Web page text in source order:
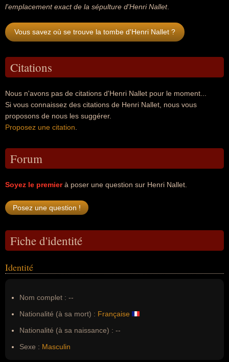
l'emplacement exact de la sépulture d'Henri Nallet.
Vous savez où se trouve la tombe d'Henri Nallet ?
Citations
Nous n'avons pas de citations d'Henri Nallet pour le moment...
Si vous connaissez des citations de Henri Nallet, nous vous
proposons de nous les suggérer.
Proposez une citation
Forum
Soyez le premierà poser une question sur Henri Nallet.
Fiche d'identité
Identité
Nom complet : --
Nationalité (à sa mort) : Française
Nationalité (à sa naissance) : --
Sexe : Masculin